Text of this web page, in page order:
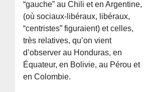
“gauche” au Chili et en Argentine,
(où sociaux-libéraux, libéraux,
“centristes” figuraient) et celles,
très relatives, qu’on vient
d’observer au Honduras, en
Équateur, en Bolivie, au Pérou et
en Colombie.